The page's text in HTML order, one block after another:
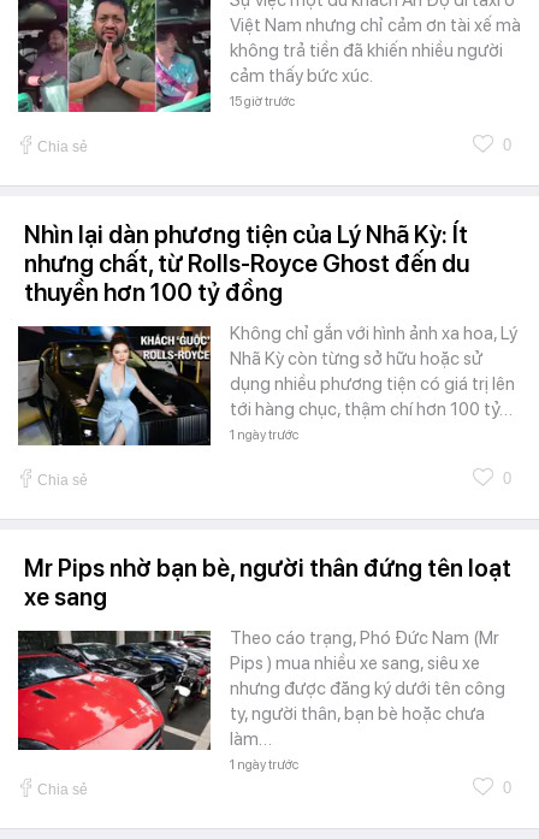
Việt Nam nhưng chỉ cảm ơn tài xế mà
không trả tiền đã khiến nhiều người
cảm thấy bức xúc.
15 giờ trước
Chia sẻ 0
Nhìn lại dàn phương tiện của Lý Nhã Kỳ: Ít
nhưng chất, từ Rolls-Royce Ghost đến du
thuyền hơn 100 tỷ đồng
Không chỉ gắn với hình ảnh xa hoa, Lý
Nhã Kỳ còn từng sở hữu hoặc sử
dụng nhiều phương tiện có giá trị lên
tới hàng chục, thậm chí hơn 100 tỷ…
1 ngày trước
Chia sẻ 0
Mr Pips nhờ bạn bè, người thân đứng tên loạt
xe sang
Theo cáo trạng, Phó Đức Nam (Mr
Pips ) mua nhiều xe sang, siêu xe
nhưng được đăng ký dưới tên công
ty, người thân, bạn bè hoặc chưa
làm…
1 ngày trước
Chia sẻ 0